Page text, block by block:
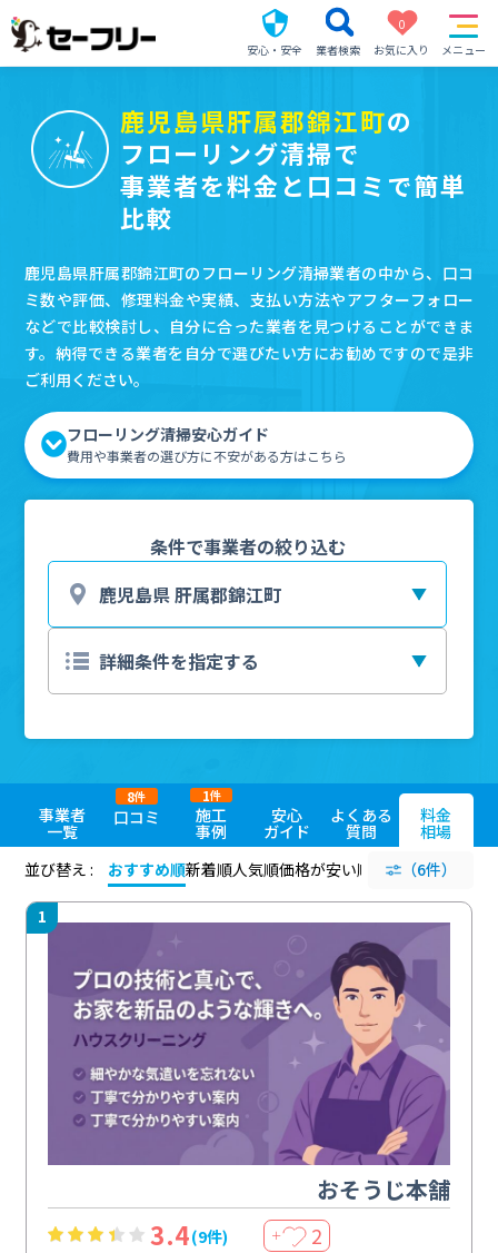
安心・安全 業者検索
0
お気に入り
メニュー
鹿児島県肝属郡錦江町の
フローリング清掃で
事業者を料金と口コミで簡単
比較
鹿児島県肝属郡錦江町のフローリング清掃業者の中から、口コ
ミ数や評価、修理料金や実績、支払い方法やアフターフォロー
などで比較検討し、自分に合った業者を見つけることができま
す。納得できる業者を自分で選びたい方にお勧めですので是非
ご利用ください。
フローリング清掃安心ガイド
費用や事業者の選び方に不安がある方はこちら
条件で事業者の絞り込む
事業者
一覧
口コミ
8件
施工
事例
1件
安心
ガイド
よくある
質問
料金
相場
並び替え :
おすすめ順新着順人気順価格が安い順 評価が高い順
（6件）
1
おそうじ本舗
3.4(9件) ＋ 2